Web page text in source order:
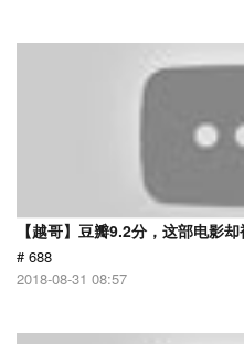
【越哥】豆瓣9.2分，这部电影
# 688
2018-08-31 08:57